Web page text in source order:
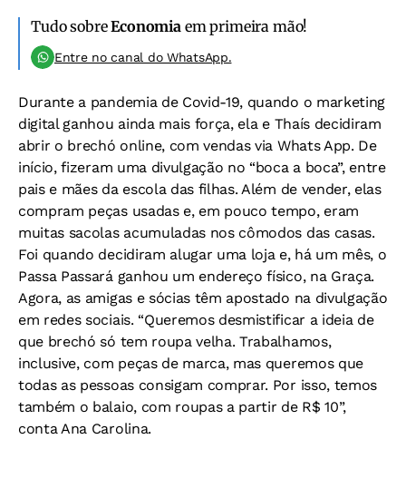
Tudo sobreEconomiaem primeira mão!
Entre no canal do WhatsApp.
Durante a pandemia de Covid-19, quando o marketing
digital ganhou ainda mais força, ela e Thaís decidiram
abrir o brechó online, com vendas via Whats App. De
início, fizeram uma divulgação no “boca a boca”, entre
pais e mães da escola das filhas. Além de vender, elas
compram peças usadas e, em pouco tempo, eram
muitas sacolas acumuladas nos cômodos das casas.
Foi quando decidiram alugar uma loja e, há um mês, o
Passa Passará ganhou um endereço físico, na Graça.
Agora, as amigas e sócias têm apostado na divulgação
em redes sociais. “Queremos desmistificar a ideia de
que brechó só tem roupa velha. Trabalhamos,
inclusive, com peças de marca, mas queremos que
todas as pessoas consigam comprar. Por isso, temos
também o balaio, com roupas a partir de R$ 10”,
conta Ana Carolina.